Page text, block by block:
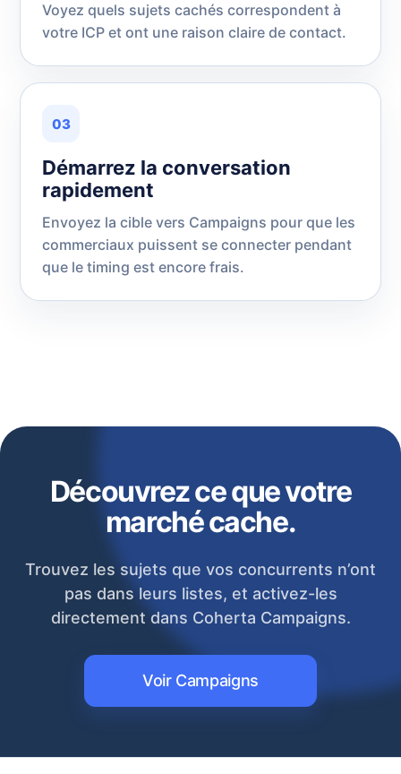
Voyez quels sujets cachés correspondent à
votre ICP et ont une raison claire de contact.
03
Démarrez la conversation
rapidement
Envoyez la cible vers Campaigns pour que les
commerciaux puissent se connecter pendant
que le timing est encore frais.
Découvrez ce que votre
marché cache.
Trouvez les sujets que vos concurrents n’ont
pas dans leurs listes, et activez-les
directement dans Coherta Campaigns.
Voir Campaigns